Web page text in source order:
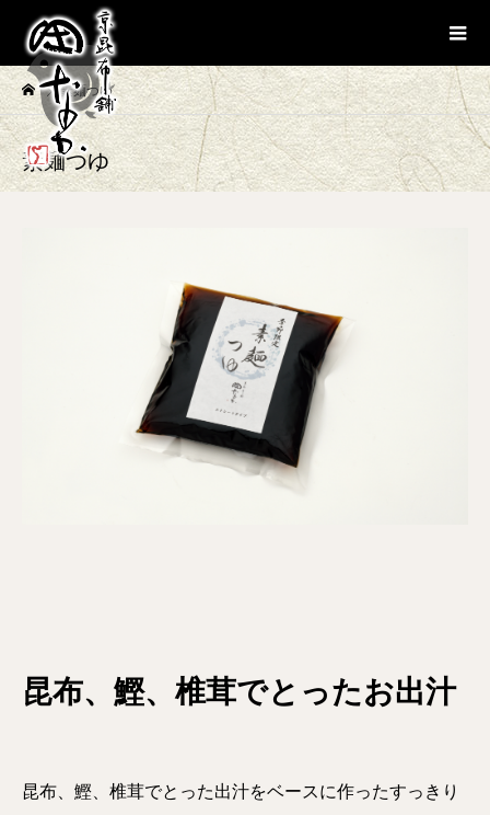
素麺つゆ
素麺つゆ
昆布、鰹、椎茸でとったお出汁
昆布、鰹、椎茸でとった出汁をベースに作ったすっきり